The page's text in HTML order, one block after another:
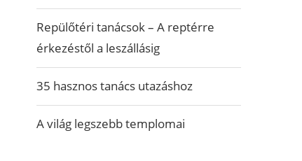
Repülőtéri tanácsok – A reptérre
érkezéstől a leszállásig
35 hasznos tanács utazáshoz
A világ legszebb templomai